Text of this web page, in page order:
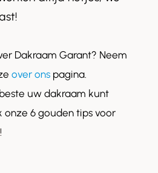
Dakraam Garant? Neem
over ons pagina.
uw dakraam kunt
onze 6 gouden tips voor
!